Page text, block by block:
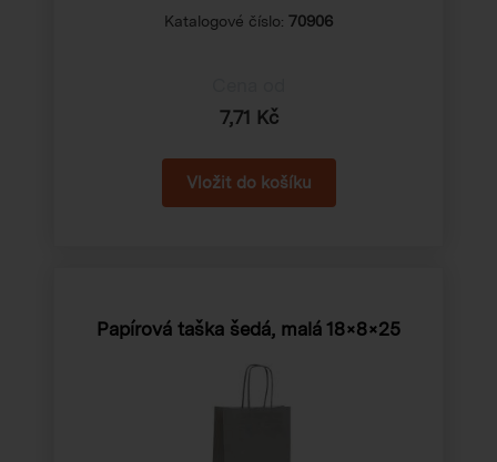
Katalogové číslo: 70906
7,71 Kč
Papírová taška šedá, malá 18×8×25